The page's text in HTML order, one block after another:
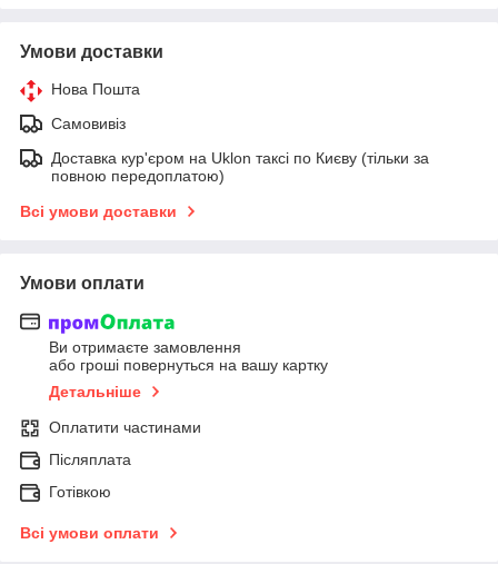
Умови доставки
Нова Пошта
Самовивіз
Доставка кур'єром на Uklon таксі по Києву (тільки за
повною передоплатою)
Всі умови доставки
Умови оплати
Ви отримаєте замовлення
або гроші повернуться на вашу картку
Детальніше
Оплатити частинами
Післяплата
Готівкою
Всі умови оплати